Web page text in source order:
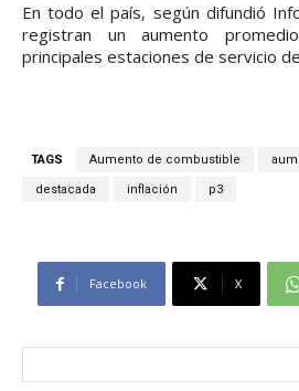
En todo el país, según difundió
registran un aumento
principales estaciones de servicio
TAGS Aumento de combustible
destacada inflación p3
Facebook X